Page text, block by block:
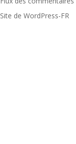
Site de WordPress-FR